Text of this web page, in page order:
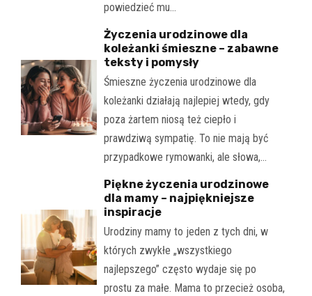
powiedzieć mu…
Życzenia urodzinowe dla
koleżanki śmieszne – zabawne
teksty i pomysły
Śmieszne życzenia urodzinowe dla
koleżanki działają najlepiej wtedy, gdy
poza żartem niosą też ciepło i
prawdziwą sympatię. To nie mają być
przypadkowe rymowanki, ale słowa,…
Piękne życzenia urodzinowe
dla mamy – najpiękniejsze
inspiracje
Urodziny mamy to jeden z tych dni, w
których zwykłe „wszystkiego
najlepszego” często wydaje się po
prostu za małe. Mama to przecież osoba,